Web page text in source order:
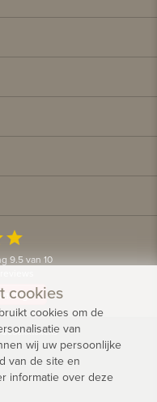
star
9.5 van 10
cookies
cookies om de
van
wij uw persoonlijke
van de site en
informatie over deze